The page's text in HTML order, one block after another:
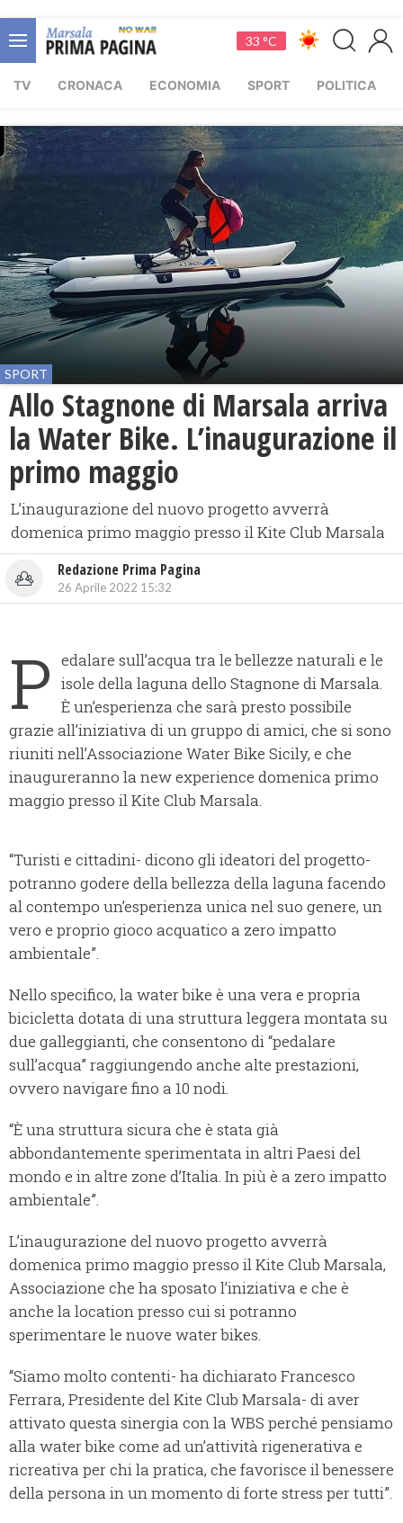
33 °C
TV CRONACA ECONOMIA SPORT POLITICA
SPORT
Allo Stagnone di Marsala arriva
la Water Bike. L’inaugurazione il
primo maggio
L’inaugurazione del nuovo progetto avverrà
domenica primo maggio presso il Kite Club Marsala
Redazione Prima Pagina
26 Aprile 2022 15:32
P edalare sull’acqua tra le bellezze naturali e le
isole della laguna dello Stagnone di Marsala.
È un’esperienza che sarà presto possibile
grazie all’iniziativa di un gruppo di amici, che si sono
riuniti nell’Associazione Water Bike Sicily, e che
inaugureranno la new experience domenica primo
maggio presso il Kite Club Marsala.
“Turisti e cittadini- dicono gli ideatori del progetto-
potranno godere della bellezza della laguna facendo
al contempo un’esperienza unica nel suo genere, un
vero e proprio gioco acquatico a zero impatto
ambientale”.
Nello specifico, la water bike è una vera e propria
bicicletta dotata di una struttura leggera montata su
due galleggianti, che consentono di “pedalare
sull’acqua” raggiungendo anche alte prestazioni,
ovvero navigare fino a 10 nodi.
“È una struttura sicura che è stata già
abbondantemente sperimentata in altri Paesi del
mondo e in altre zone d’Italia. In più è a zero impatto
ambientale”.
L’inaugurazione del nuovo progetto avverrà
domenica primo maggio presso il Kite Club Marsala,
Associazione che ha sposato l’iniziativa e che è
anche la location presso cui si potranno
sperimentare le nuove water bikes.
“Siamo molto contenti- ha dichiarato Francesco
Ferrara, Presidente del Kite Club Marsala- di aver
attivato questa sinergia con la WBS perché pensiamo
alla water bike come ad un’attività rigenerativa e
ricreativa per chi la pratica, che favorisce il benessere
della persona in un momento di forte stress per tutti”.